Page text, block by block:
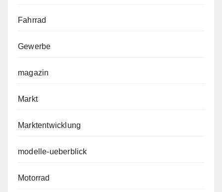
Fahrrad
Gewerbe
magazin
Markt
Marktentwicklung
modelle-ueberblick
Motorrad